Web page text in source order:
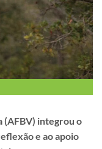
(AFBV) integrou o
e ao apoio